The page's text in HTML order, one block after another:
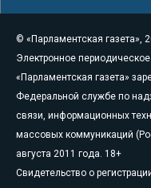
© «Парламентская газета»,
Электронное
«Парламентская газета»
Федеральной службе по
связи, информационных
массовых коммуникаций
августа 2011 года. 18+
Свидетельство о